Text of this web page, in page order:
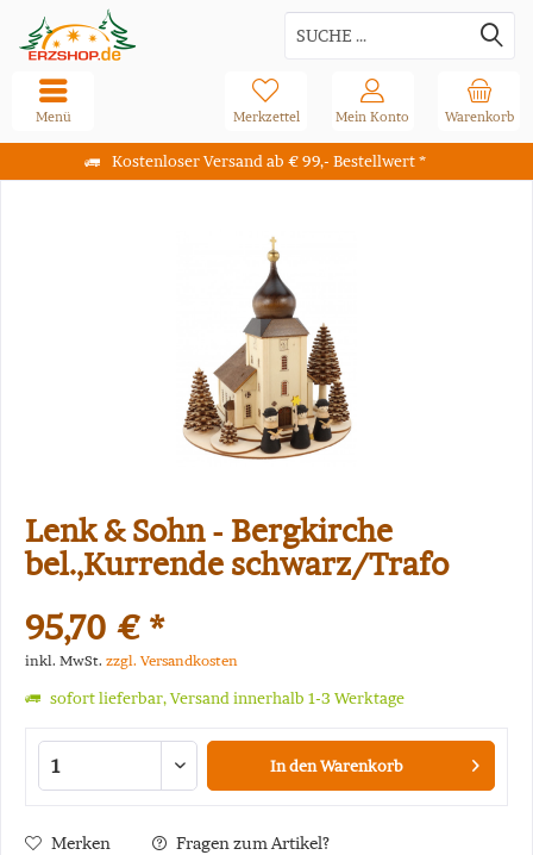
Kostenloser Versand ab € 99,- Bestellwert *
Warenkorb
Merkzettel Mein Konto
Menü
Lenk & Sohn - Bergkirche
bel.,Kurrende schwarz/Trafo
95,70 € *
inkl. MwSt. zzgl. Versandkosten
sofort lieferbar, Versand innerhalb 1-3 Werktage
In denWarenkorb
Merken Fragen zum Artikel?